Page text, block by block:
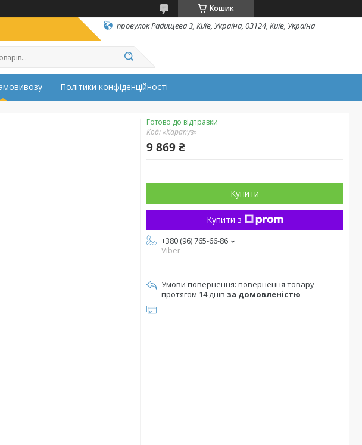
Кошик
провулок Радищева 3, Київ, Україна, 03124, Київ, Україна
Політики конфіденційності
Готово до відправки
Код:«Карапуз»
9 869 ₴
Купити
Купити з
+380 (96) 765-66-86
Viber
повернення товару
протягом 14 днів за домовленістю